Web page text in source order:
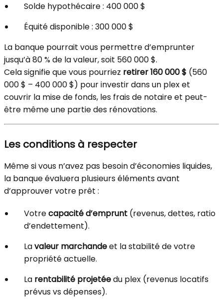
Solde hypothécaire : 400 000 $
Équité disponible : 300 000 $
La banque pourrait vous permettre d’emprunter
jusqu’à 80 % de la valeur, soit 560 000 $.
Cela signifie que vous pourriez retirer 160 000 $ (560
000 $ – 400 000 $) pour investir dans un plex et
couvrir la mise de fonds, les frais de notaire et peut-
être même une partie des rénovations.
Les conditions à respecter
Même si vous n’avez pas besoin d’économies liquides,
la banque évaluera plusieurs éléments avant
d’approuver votre prêt :
Votrecapacité d’emprunt (revenus, dettes, ratio
d’endettement).
Lavaleur marchandeet la stabilité de votre
propriété actuelle.
La rentabilité projetéedu plex (revenus locatifs
prévus vs dépenses).